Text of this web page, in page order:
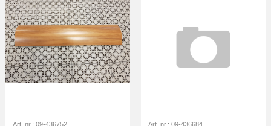
Art. nr.: 09-436752 Art. nr.: 09-436684